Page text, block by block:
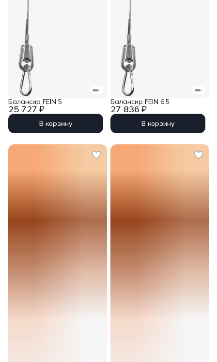
25 727 ₽
Балансир FEIN 5
В корзину
27 836 ₽
Балансир FEIN 6,5
В корзину